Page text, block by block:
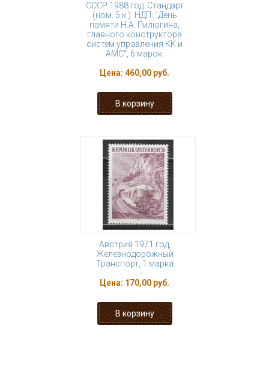
СССР 1988 год. Стандарт
(ном. 5 к.). НДП: "День
памяти Н.А. Пилюгина,
главного конструктора
систем управления КК и
АМС", 6 марок.
Цена: 460,00 руб.
Австрия 1971 год,
Железнодорожный
Транспорт, 1 марка
Цена: 170,00 руб.